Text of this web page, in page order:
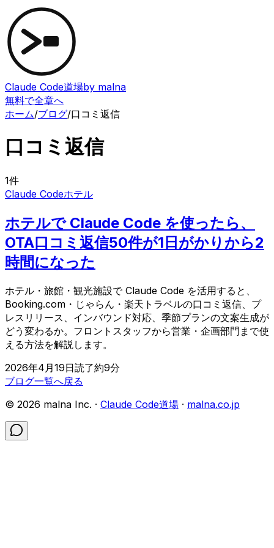
Claude Code道場by malna
無料で全章へ
ホーム/ブログ/口コミ返信
口コミ返信
1件
Claude Codeホテル
ホテルで Claude Code を使ったら、
OTA口コミ返信50件が1日がかりから2
時間になった
ホテル・旅館・観光施設で Claude Code を活用すると、
Booking.com・じゃらん・楽天トラベルの口コミ返信、プ
レスリリース、インバウンド対応、季節プランの文案生成が
どう変わるか。フロントスタッフから営業・企画部門まで使
える方法を解説します。
2026年4月19日読了約9分
ブログ一覧へ戻る
© 2026 malna Inc. · Claude Code道場 · malna.co.jp